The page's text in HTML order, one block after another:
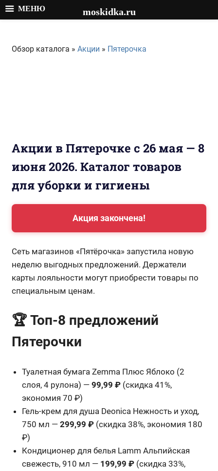
содержимому
Обзор каталога » Акции » Пятерочка
Акции в Пятерочке с 26 мая — 8
июня 2026. Каталог товаров
для уборки и гигиены
Акция закончена!
Сеть магазинов «Пятёрочка» запустила новую
неделю выгодных предложений. Держатели
карты лояльности могут приобрести товары по
специальным ценам.
🏆 Топ-8 предложений
Пятерочки
Туалетная бумага Zemma Плюс Яблоко (2
слоя, 4 рулона) —99,99 ₽ (скидка 41%,
экономия 70 ₽)
Гель-крем для душа Deonica Нежность и уход,
750 мл —299,99 ₽ (скидка 38%, экономия 180
₽)
Кондиционер для белья Lamm Альпийская
свежесть, 910 мл — 199,99 ₽ (скидка 33%,
МЕНЮ moskidka.ru